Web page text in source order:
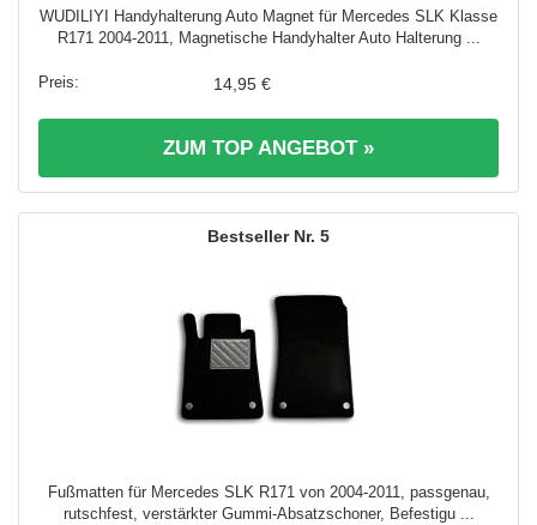
WUDILIYI Handyhalterung Auto Magnet für Mercedes SLK Klasse
R171 2004-2011, Magnetische Handyhalter Auto Halterung ...
14,95 €
ZUM TOP ANGEBOT »
5
Fußmatten für Mercedes SLK R171 von 2004-2011, passgenau,
rutschfest, verstärkter Gummi-Absatzschoner, Befestigu ...